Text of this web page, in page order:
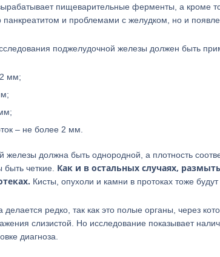
пищеварительные ферменты, а кроме
панкреатитом и проблемами с желудком, но и
поджелудочной железы должен быть
мм;
– не более 2 мм.
железы должна быть однородной, а плотность
четкие. Как и в остальных случаях,
Кисты, опухоли и камни в протоках тоже
редко, так как это полые органы, через
слизистой. Но исследование показывает
диагноза.